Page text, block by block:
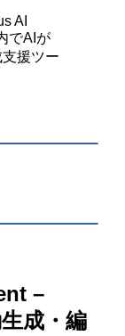
–
成・編